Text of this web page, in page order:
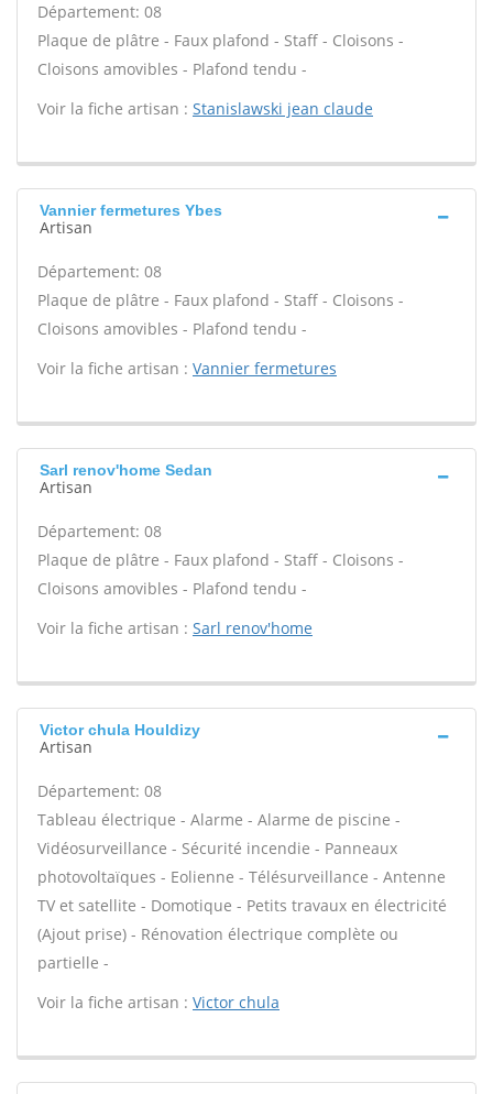
Département: 08
Plaque de plâtre - Faux plafond - Staff - Cloisons -
Cloisons amovibles - Plafond tendu -
Voir la fiche artisan : Stanislawski jean claude
Vannier fermetures Ybes
Artisan
Département: 08
Plaque de plâtre - Faux plafond - Staff - Cloisons -
Cloisons amovibles - Plafond tendu -
Voir la fiche artisan : Vannier fermetures
Sarl renov'home Sedan
Artisan
Département: 08
Plaque de plâtre - Faux plafond - Staff - Cloisons -
Cloisons amovibles - Plafond tendu -
Voir la fiche artisan : Sarl renov'home
Victor chula Houldizy
Artisan
Département: 08
Tableau électrique - Alarme - Alarme de piscine -
Vidéosurveillance - Sécurité incendie - Panneaux
photovoltaïques - Eolienne - Télésurveillance - Antenne
TV et satellite - Domotique - Petits travaux en électricité
(Ajout prise) - Rénovation électrique complète ou
partielle -
Voir la fiche artisan : Victor chula